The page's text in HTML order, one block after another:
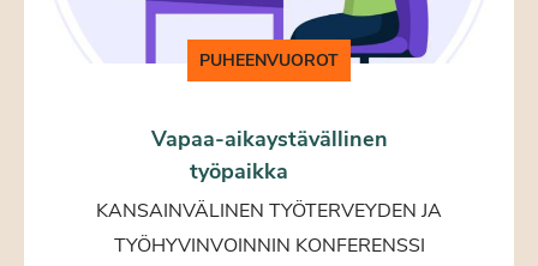
PUHEENVUOROT
Vapaa-aikaystävällinen
työpaikka
KANSAINVÄLINEN TYÖTERVEYDEN JA
TYÖHYVINVOINNIN KONFERENSSI